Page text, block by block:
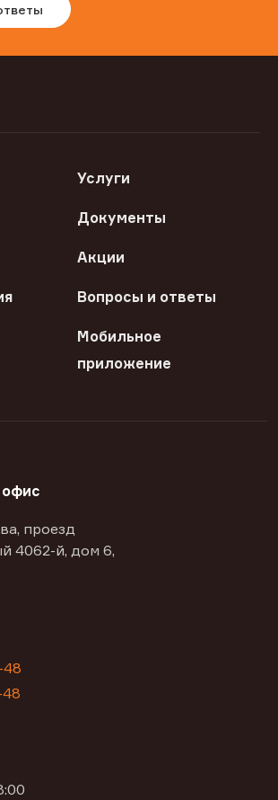
Услуги
Документы
Акции
Вопросы и ответы
Мобильное
приложение
проезд
4062-й, дом 6,
48
48